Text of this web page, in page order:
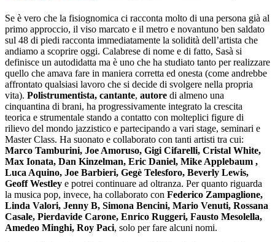
Se è vero che la fisiognomica ci racconta molto di una persona già al
primo approccio, il viso marcato e il metro e novantuno ben saldato
sul 48 di piedi racconta immediatamente la solidità dell’artista che
andiamo a scoprire oggi. Calabrese di nome e di fatto, Sasà si
definisce un autodidatta ma è uno che ha studiato tanto per realizzare
quello che amava fare in maniera corretta ed onesta (come andrebbe
affrontato qualsiasi lavoro che si decide di svolgere nella propria
vita). Polistrumentista, cantante, autore di almeno una
cinquantina di brani, ha progressivamente integrato la crescita
teorica e strumentale stando a contatto con molteplici figure di
rilievo del mondo jazzistico e partecipando a vari stage, seminari e
Master Class. Ha suonato e collaborato con tanti artisti tra cui:
Marco Tamburini, Joe Amoruso, Gigi Cifarelli, Cristal White,
Max Ionata, Dan Kinzelman, Eric Daniel, Mike Applebaum ,
Luca Aquino, Joe Barbieri, Gegè Telesforo, Beverly Lewis,
Geoff Westley e potrei continuare ad oltranza. Per quanto riguarda
la musica pop, invece, ha collaborato con Federico Zampaglione,
Linda Valori, Jenny B, Simona Bencini, Mario Venuti, Rossana
Casale, Pierdavide Carone, Enrico Ruggeri, Fausto Mesolella,
Amedeo Minghi, Roy Paci, solo per fare alcuni nomi.